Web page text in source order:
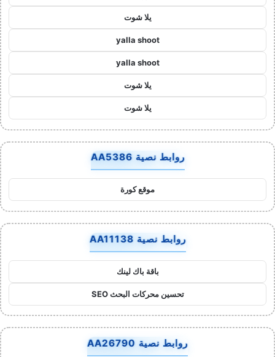
يلا شوت
yalla shoot
yalla shoot
يلا شوت
يلا شوت
روابط نصية AA5386
موقع كورة
روابط نصية AA11138
باقة باك لينك
تحسين محركات البحث SEO
روابط نصية AA26790